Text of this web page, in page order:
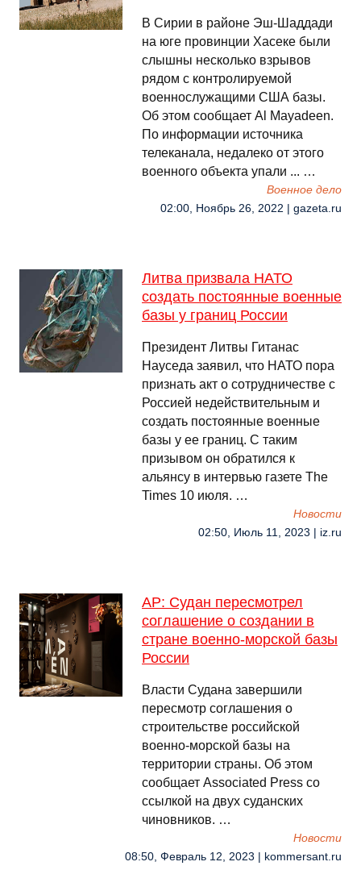
В Сирии в районе Эш-Шаддади
на юге провинции Хасеке были
слышны несколько взрывов
рядом с контролируемой
военнослужащими США базы.
Об этом сообщает Al Mayadeen.
По информации источника
телеканала, недалеко от этого
военного объекта упали ... …
Военное дело
02:00, Ноябрь 26, 2022 | gazeta.ru
Литва призвала НАТО
создать постоянные военные
базы у границ России
Президент Литвы Гитанас
Науседа заявил, что НАТО пора
признать акт о сотрудничестве с
Россией недействительным и
создать постоянные военные
базы у ее границ. С таким
призывом он обратился к
альянсу в интервью газете The
Times 10 июля. …
Новости
02:50, Июль 11, 2023 | iz.ru
AP: Судан пересмотрел
соглашение о создании в
стране военно-морской базы
России
Власти Судана завершили
пересмотр соглашения о
строительстве российской
военно-морской базы на
территории страны. Об этом
сообщает Associated Press cо
ссылкой на двух суданских
чиновников. …
Новости
08:50, Февраль 12, 2023 | kommersant.ru